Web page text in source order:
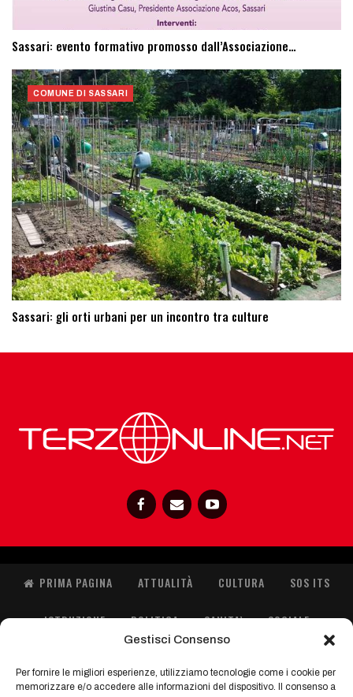
Gestisci Consenso
Per fornire le migliori esperienze, utilizziamo tecnologie come i cookie per
memorizzare e/o accedere alle informazioni del dispositivo. Il consenso a
Sassari: evento formativo promosso dall’Associazione…
COMUNE DI SASSARI
Sassari: ​gli orti urbani per un incontro tra culture
PRIMA PAGINA ATTUALITÀ CULTURA SOS ITS
ISTRUZIONE POLITICA SANITA’ SOCIALE